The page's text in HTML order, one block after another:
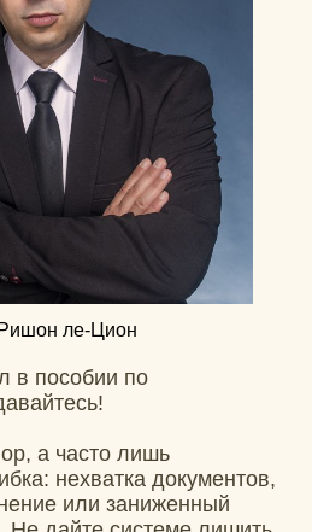
ле-Цион
в пособии по
а часто лишь
нехватка документов,
или заниженный